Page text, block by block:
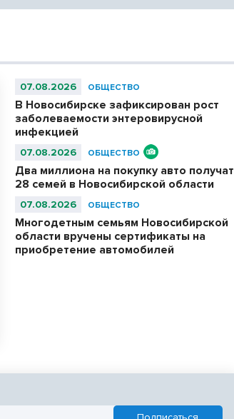
07.08.2026 ОБЩЕСТВО
В Новосибирске зафиксирован рост
заболеваемости энтеровирусной
инфекцией
07.08.2026 ОБЩЕСТВО
Два миллиона на покупку авто получат
28 семей в Новосибирской области
07.08.2026 ОБЩЕСТВО
Многодетным семьям Новосибирской
области вручены сертификаты на
приобретение автомобилей